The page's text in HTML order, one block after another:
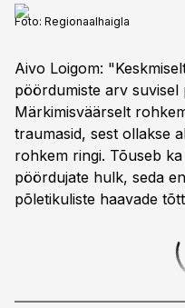
Foto: Regionaalhaigla
Aivo Loigom:
pöördumiste arv suvisel
Märkimisväärselt
traumasid, sest ollakse
rohkem ringi. Tõuseb
pöördujate hulk, seda
põletikuliste haavade